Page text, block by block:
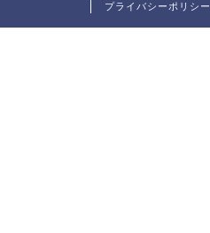
プライバシーポリシー